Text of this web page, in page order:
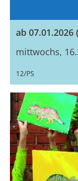
ab
mittwochs,
12/PS